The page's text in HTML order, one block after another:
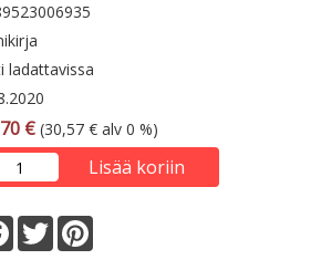
ladattavissa
€ (30,57 € alv 0 %)
Lisää koriin
Facebook
Twitter